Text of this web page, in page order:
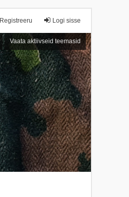
Logi sisse
Registreeru
Vaata aktiivseid teemasid